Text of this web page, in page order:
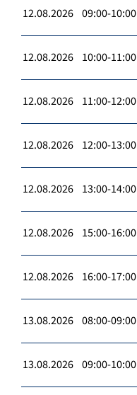
12.08.2026 09:00-10:00
12.08.2026 10:00-11:00
12.08.2026 11:00-12:00
12.08.2026 12:00-13:00
12.08.2026 13:00-14:00
12.08.2026 15:00-16:00
12.08.2026 16:00-17:00
13.08.2026 08:00-09:00
13.08.2026 09:00-10:00